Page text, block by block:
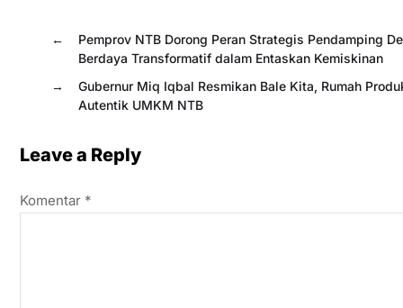
←
Pemprov NTB Dorong Peran Strategis Pendamping
Berdaya Transformatif dalam Entaskan Kemiskinan
→
Gubernur Miq Iqbal Resmikan Bale Kita, Rumah
Autentik UMKM NTB
Leave a Reply
Komentar *